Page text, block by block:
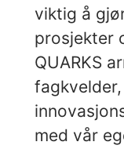
viktig å
prosjekter
QUARKS
med vår